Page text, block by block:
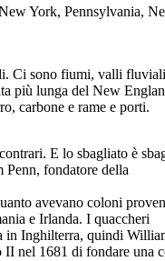
York, Pennsylvania,
Ci sono fiumi, valli
più lunga del New
carbone e rame e porti.
E lo sbagliato è
Penn, fondatore della
avevano coloni
e Irlanda. I quaccheri
in Inghilterra, quindi
II nel 1681 di fondare una